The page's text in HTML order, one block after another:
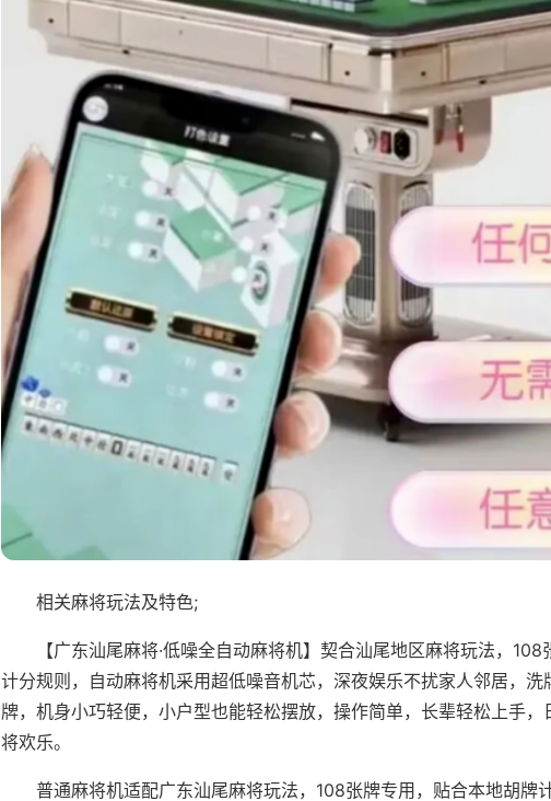
相关麻将玩法及特色;
【广东汕尾麻将·低噪全自动麻将机】契合汕尾地区麻将玩法，
计分规则，自动麻将机采用超低噪音机芯，深夜娱乐不扰家人邻居，洗
牌，机身小巧轻便，小户型也能轻松摆放，操作简单，长辈轻松上手
将欢乐。
普通麻将机适配广东汕尾麻将玩法，108张牌专用，贴合本地胡牌